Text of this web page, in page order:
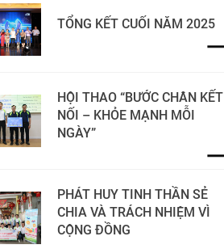
TỔNG KẾT CUỐI NĂM 2025
HỘI THAO “BƯỚC CHÂN KẾT
NỐI – KHỎE MẠNH MỖI
NGÀY”
PHÁT HUY TINH THẦN SẺ
CHIA VÀ TRÁCH NHIỆM VÌ
CỘNG ĐỒNG